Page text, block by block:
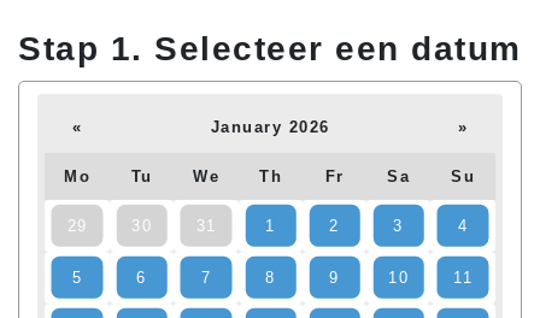
Stap 1. Selecteer een datum
« January 2026 »
Mo Tu We Th Fr Sa Su
29 30 31 1 2 3 4
5 6 7 8 9 10 11